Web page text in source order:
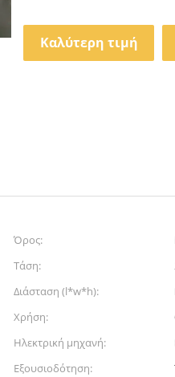
Καλύτερη τιμή
Όρος:
Τάση:
Διάσταση (l*w*h):
Χρήση:
Ηλεκτρική μηχανή:
Εξουσιοδότηση: